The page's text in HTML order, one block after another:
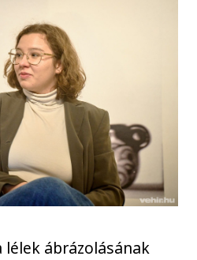
ábrázolásának